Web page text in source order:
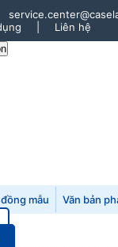
Liên hệ
mẫu Văn bản